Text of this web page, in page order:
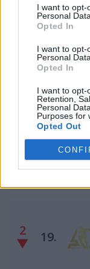
I want to opt-
Personal Data.
Opted In
I want to opt-
Personal
Opted In
I want to opt-
Retention,
Personal
Purposes for
Opted Out
16.
17.
▲
2
▼
19.